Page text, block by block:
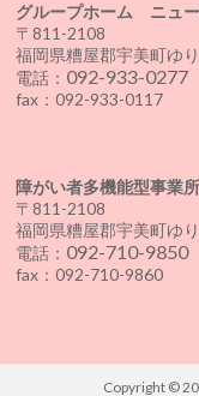
グループホーム ニュ
〒811-2108
福岡県糟屋郡宇美町ゆ
電話： 092-933-0277
fax：092-933-0117
障がい者多機能型事業
〒811-2108
福岡県糟屋郡宇美町ゆ
電話： 092-710-9850
fax：092-710-9860
Copyright ©